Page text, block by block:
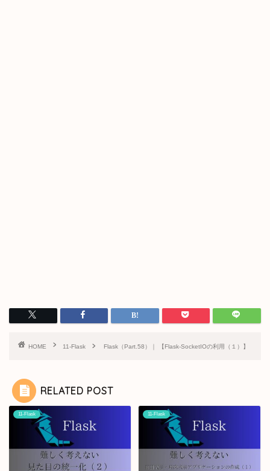
HOME 11-Flask Flask（Part.58）｜ 【Flask-SocketIOの利用（１）】
RELATED POST
11-Flask 11-Flask